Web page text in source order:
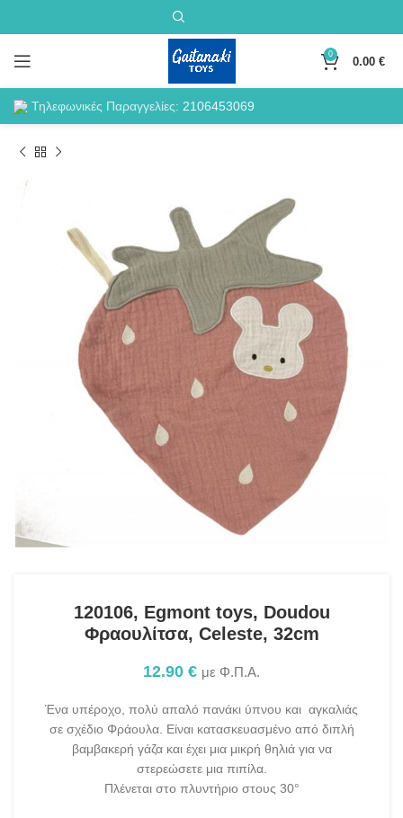
0
0.00 €
Τηλεφωνικές Παραγγελίες: 2106453069
120106, Egmont toys, Doudou
Φραουλίτσα, Celeste, 32cm
12.90 € με Φ.Π.Α.
Ένα υπέροχο, πολύ απαλό πανάκι ύπνου και αγκαλιάς
σε σχέδιο Φράουλα. Είναι κατασκευασμένο από διπλή
βαμβακερή γάζα και έχει μια μικρή θηλιά για να
στερεώσετε μια πιπίλα.
Πλένεται στο πλυντήριο στους 30°